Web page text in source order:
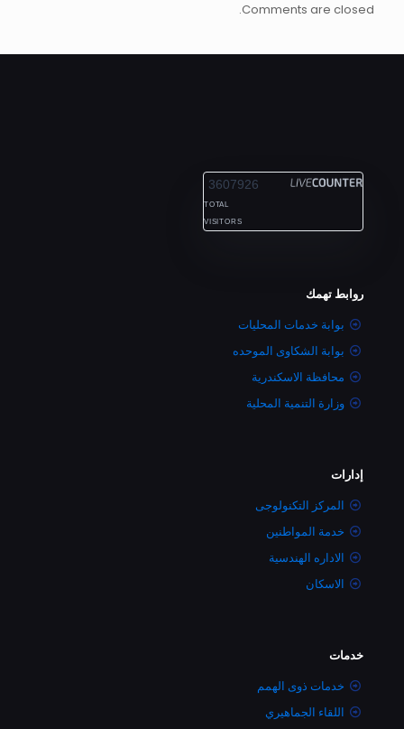
Comments are closed.
3607926
TOTAL
VISITORS
روابط تهمك
بوابة خدمات المحليات
بوابة الشكاوى الموحده
محافظة الاسكندرية
وزارة التنمية المحلية
إدارات
المركز التكنولوجى
خدمة المواطنين
الاداره الهندسية
الاسكان
خدمات
خدمات ذوى الهمم
اللقاء الجماهيري